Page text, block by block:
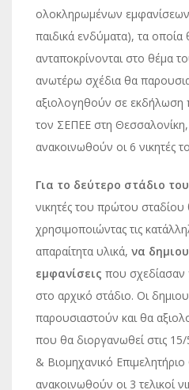
ολοκληρωμένων εμφανίσεων
παιδικά ενδύματα), τα οποία
ανταποκρίνονται στο θέμα
ανωτέρω σχέδια θα
αξιολογηθούν σε
τον ΣΕΠΕΕ στη
ανακοινωθούν οι 6 νικητές
Για το δεύτερο στάδιο
νικητές του πρώτου
χρησιμοποιώντας τις
απαραίτητα υλικά, να
εμφανίσεις που σχεδίασαν
στο αρχικό στάδιο. Οι
παρουσιαστούν και θα
που θα διοργανωθεί στις
& Βιομηχανικό
ανακοινωθούν οι 3 τελικοί